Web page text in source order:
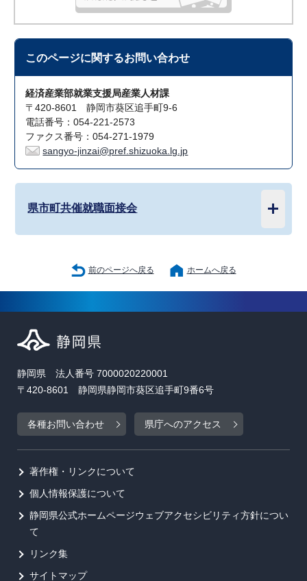
このページに関するお問い合わせ
経済産業部就業支援局産業人材課
〒420-8601 静岡市葵区追手町9-6
電話番号：054-221-2573
ファクス番号：054-271-1979
sangyo-jinzai@pref.shizuoka.lg.jp
県市町共催就職面接会
前のページへ戻る ホームへ戻る
静岡県 法人番号 7000020220001
〒420-8601 静岡県静岡市葵区追手町9番6号
各種お問い合わせ 県庁へのアクセス
著作権・リンクについて
個人情報保護について
静岡県公式ホームページウェブアクセシビリティ方針につい
て
リンク集
サイトマップ